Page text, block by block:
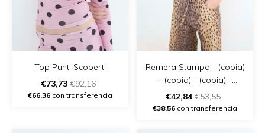
Top Punti Scoperti
€73,73 €92,16
€66,36 con transferencia
Remera Stampa - (copia)
- (copia) - (copia) -
(copia) - (copia)
€42,84€53,55
€38,56 con transferencia